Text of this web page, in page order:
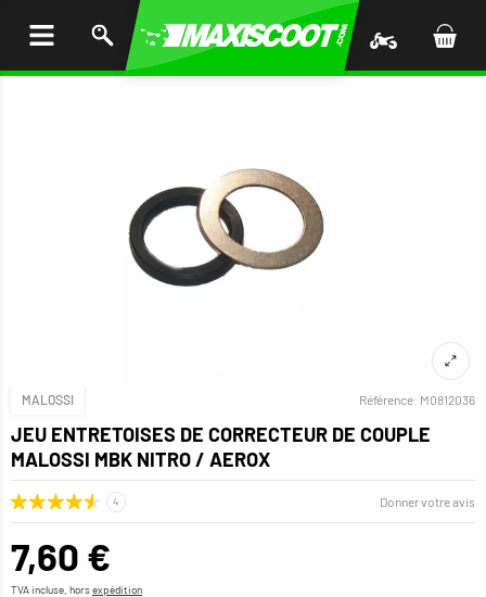
MALOSSI Référence: M0812036
JEU ENTRETOISES DE CORRECTEUR DE COUPLE
MALOSSI MBK NITRO / AEROX
Donner votre avis
7,60 €
TVA incluse, horsexpédition